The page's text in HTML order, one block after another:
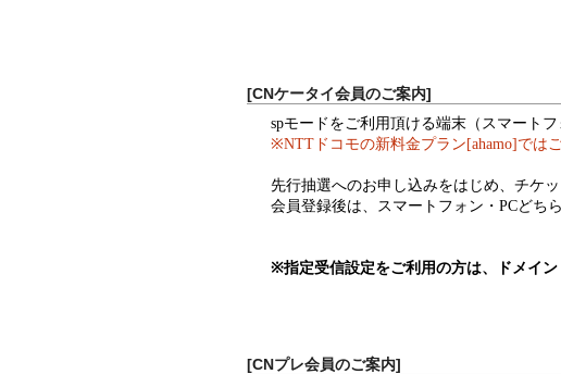
[CNケータイ会員のご案内]
spモードをご利用頂ける端末（スマート
※NTTドコモの新料金プラン[ahamo]では
先行抽選へのお申し込みをはじめ、チケ
会員登録後は、スマートフォン・PCどち
※指定受信設定をご利用の方は、ドメイン
[CNプレ会員のご案内]